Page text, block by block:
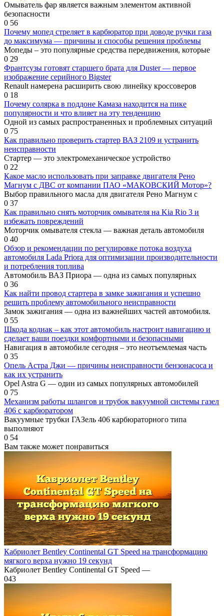
Омыватель фар является важным элементом активной
безопасности
0 56
Почему мопед стреляет в карбюратор при доводе ручки газа
до максимума — причины и способы решения проблемы
Мопеды – это популярные средства передвижения, которые
0 29
Франтсузы готовят старшего брата для Duster — первое
изображение серийного Bigster
Renault намерена расширить свою линейку кроссоверов
0 18
Почему солярка в поддоне Камаза находится на пике
популярности и что влияет на эту тенденцию
Одной из самых распространенных и проблемных ситуаций
0 75
Как правильно проверить стартер ВАЗ 2109 и устранить
неисправности
Стартер — это электромеханическое устройство
0 22
Какое масло использовать при заправке двигателя Рено
Магнум с ДВС от компании ПАО «МАКОВСКИЙ Мотор»?
Выбор правильного масла для двигателя Рено Магнум с
0 37
Как правильно снять моторчик омывателя на Kia Rio 3 и
избежать повреждений
Моторчик омывателя стекла — важная деталь автомобиля
0 40
Обзор и рекомендации по регулировке потока воздуха
автомобиля Lada Priora для оптимизации производительности
и потребления топлива
Автомобиль ВАЗ Приора — одна из самых популярных
0 36
Как найти провод стартера в замке зажигания и успешно
решить проблему автомобильного неисправности
Замок зажигания — одна из важнейших частей автомобиля.
0 55
Шкода кодиак – как этот автомобиль настроит навигацию и
сделает ваши поездки комфортными и безопасными
Навигация в автомобиле сегодня – это неотъемлемая часть
0 35
Опель Астра Джи — причины неисправности бензонасоса и
как их устранить
Opel Astra G — один из самых популярных автомобилей
0 75
Механизм работы шлангов и трубок вакуумной системы газел
406 с карбюратором
Вакуумные трубки ГАЗель 406 карбюраторного типа
выполняют
0 54
Вам также может понравиться
Кабриолет Bentley Continental GT Speed на трансформацию
мягкого верха нужно 19 секунд
Кабриолет Bentley Continental GT Speed —
043